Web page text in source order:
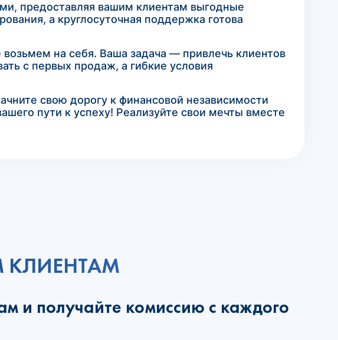
предоставляя вашим клиентам выгодные
а круглосуточная поддержка готова
на себя. Ваша задача — привлечь клиентов
с первых продаж, а гибкие условия
свою дорогу к финансовой независимости
пути к успеху! Реализуйте свои мечты вместе
КЛИЕНТАМ
и получайте комиссию с каждого